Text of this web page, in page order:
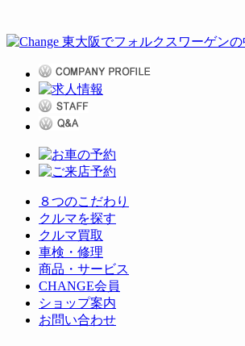
８つのこだわり
クルマを探す
クルマ買取
車検・修理
商品・サービス
CHANGE会員
ショップ案内
お問い合わせ